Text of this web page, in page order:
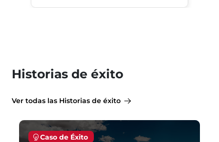
Historias de éxito
Ver todas las Historias de éxito
Caso de Éxito